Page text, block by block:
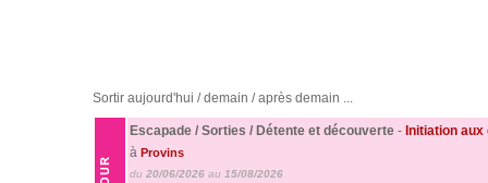
Sortir aujourd'hui / demain / après demain ...
Escapade / Sorties / Détente et découverte - Initiation
à Provins
du 20/06/2026 au 15/08/2026